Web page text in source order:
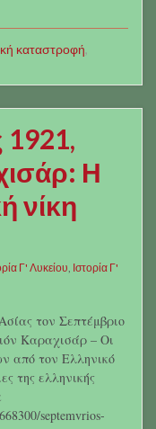
καταστροφή,
1921,
Η
νίκη
Γ' Λυκείου Ιστορία Γ'
τον Σεπτέμβριο
Καραχισάρ – Οι
από τον Ελληνικό
της ελληνικής
septemvrios-